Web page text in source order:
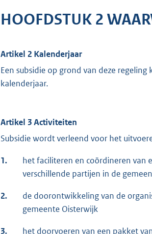
HOOFDSTUK 2
Artikel 2 Kalenderjaar
Een subsidie op grond van deze
kalenderjaar.
Artikel 3 Activiteiten
Subsidie wordt verleend voor het
1.
het faciliteren en coördineren van
verschillende partijen in de
2.
de doorontwikkeling van de
gemeente Oisterwijk
3.
het doorvoeren van een pakket